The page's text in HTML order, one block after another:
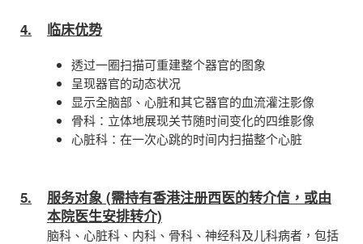
4. 临床优势
透过一圈扫描可重建整个器官的图象
呈现器官的动态状况
显示全脑部、心脏和其它器官的血流灌注影像
骨科：立体地展现关节随时间变化的四维影像
心脏科：在一次心跳的时间内扫描整个心脏
5.
服务对象 (需持有香港注册西医的转介信，或由
本院医生安排转介)
脑科、心脏科、内科、骨科、神经科及儿科病者，包括